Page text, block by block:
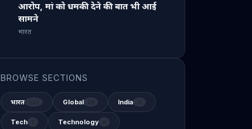
आरोप, मां को धमकी देने की बात भी आई
सामने
भारत
BROWSE SECTIONS
भारत Global India
Tech Technology